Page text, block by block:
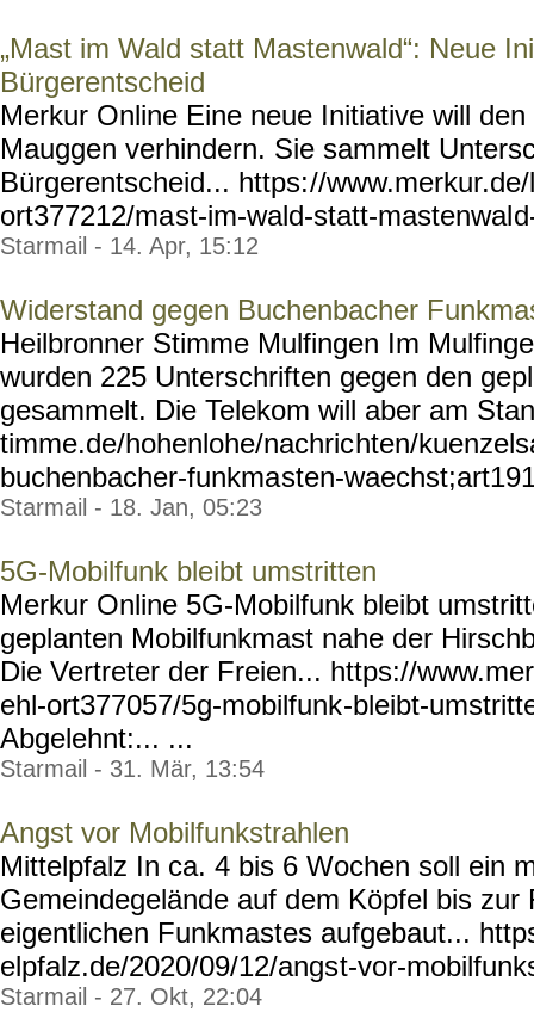
„Mast im Wald statt Mastenwald“: Neue
Bürgerentscheid
Merkur Online Eine neue Initiative will
Mauggen verhindern. Sie sammelt
Bürgerentscheid... https://
ort377212/mast-im-wald-statt-mastenwal
Starmail - 14. Apr, 15:12
Widerstand gegen Buchenbacher
Heilbronner Stimme Mulfingen Im
wurden 225 Unterschriften gegen den
gesammelt. Die Telekom will aber am
timme.de/hohenlohe/nachrichten/
buchenbacher-funkmasten-
Starmail - 18. Jan, 05:23
5G-Mobilfunk bleibt umstritten
Merkur Online 5G-Mobilfunk bleibt
geplanten Mobilfunkmast nahe der
Die Vertreter der Freien... https://www.mer
ehl-ort377057/5g-mobilfunk-bleibt-
Abgelehnt:... ...
Starmail - 31. Mär, 13:54
Angst vor Mobilfunkstrahlen
Mittelpfalz In ca. 4 bis 6 Wochen soll ein
Gemeindegelände auf dem Köpfel bis zur
eigentlichen Funkmastes aufgebaut...
elpfalz.de/2020/09/12/angst-vor-
Starmail - 27. Okt, 22:04